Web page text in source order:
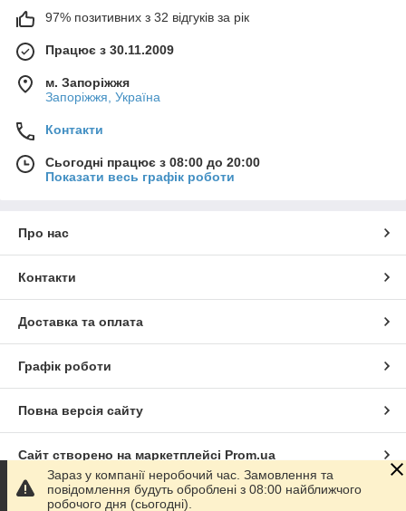
97% позитивних з 32 відгуків за рік
Працює з 30.11.2009
м. Запоріжжя
Запоріжжя, Україна
Контакти
Сьогодні працює з 08:00 до 20:00
Показати весь графік роботи
Про нас
Контакти
Доставка та оплата
Графік роботи
Повна версія сайту
Сайт створено на маркетплейсі Prom.ua
Політика конфіденційності
Зараз у компанії неробочий час. Замовлення та
повідомлення будуть оброблені з 08:00 найближчого
робочого дня (сьогодні).